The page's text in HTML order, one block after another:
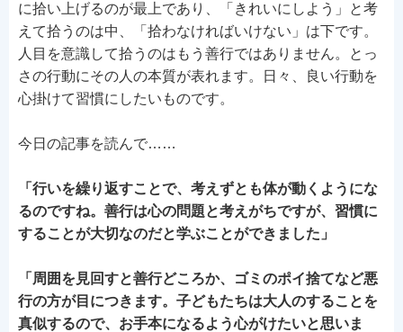
に拾い上げるのが最上であり、「きれいにしよう」と考
えて拾うのは中、「拾わなければいけない」は下です。
人目を意識して拾うのはもう善行ではありません。とっ
さの行動にその人の本質が表れます。日々、良い行動を
心掛けて習慣にしたいものです。
今日の記事を読んで……
「行いを繰り返すことで、考えずとも体が動くようにな
るのですね。善行は心の問題と考えがちですが、習慣に
することが大切なのだと学ぶことができました」
「周囲を見回すと善行どころか、ゴミのポイ捨てなど悪
行の方が目につきます。子どもたちは大人のすることを
真似するので、お手本になるよう心がけたいと思いま